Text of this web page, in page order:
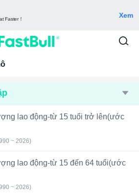
Faster！ Xem
lao động-từ 15 tuổi trở lên(ước
~ 2026)
lao động-từ 15 đến 64 tuổi(ước
~ 2026)